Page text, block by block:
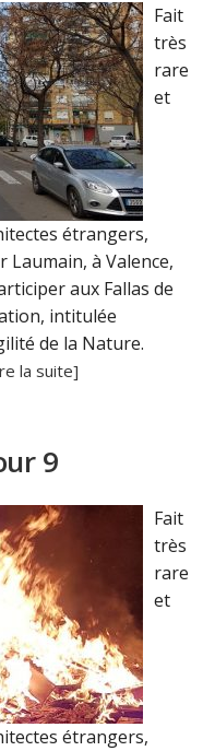
Fait
très
rare
et
étrangers,
Laumain, à Valence,
aux Fallas de
intitulée
de la Nature.
la suite]
9
Fait
très
rare
et
étrangers,